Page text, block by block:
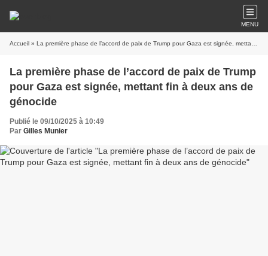
MENU
Accueil » La première phase de l’accord de paix de Trump pour Gaza est signée, mettant fin à deux ans de génocide
La première phase de l’accord de paix de Trump
pour Gaza est signée, mettant fin à deux ans de
génocide
Publié le 09/10/2025 à 10:49
Par Gilles Munier